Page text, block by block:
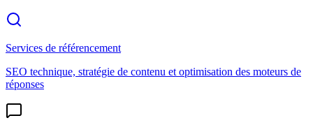
Services de référencement
SEO technique, stratégie de contenu et optimisation des moteurs de
réponses